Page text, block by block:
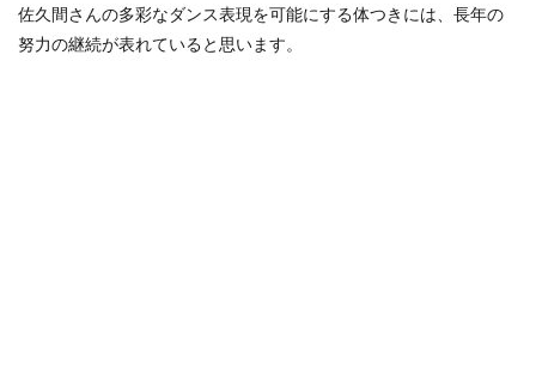
佐久間さんの多彩なダンス表現を可能にする体つきには、長年の
努力の継続が表れていると思います。